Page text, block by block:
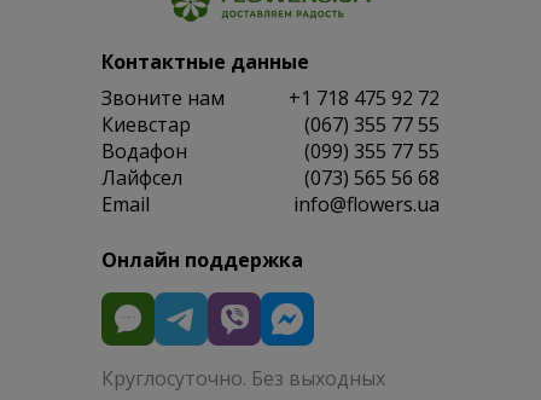
Контактные данные
Звоните нам
+1 718 475 92 72
Киевстар
(067) 355 77 55
Водафон
(099) 355 77 55
Лайфсел
(073) 565 56 68
Email
info@flowers.ua
Онлайн поддержка
Круглосуточно. Без выходных